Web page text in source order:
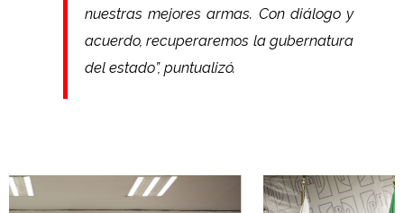
nuestras mejores armas. Con diálogo y
acuerdo, recuperaremos la gubernatura
del estado”, puntualizó.